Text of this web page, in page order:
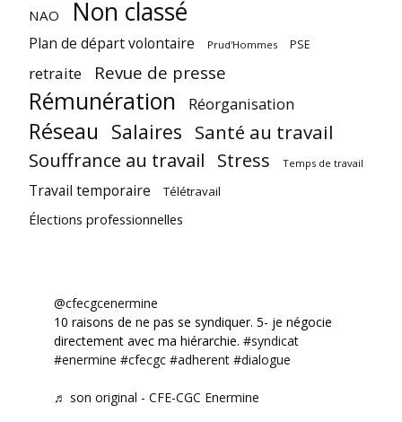
NAO Non classé
Plan de départ volontaire Prud'Hommes PSE
retraite Revue de presse
Rémunération Réorganisation
Réseau Salaires Santé au travail
Souffrance au travail Stress Temps de travail
Travail temporaire Télétravail
Élections professionnelles
@cfecgcenermine
10 raisons de ne pas se syndiquer. 5- je négocie
directement avec ma hiérarchie. #syndicat
#enermine #cfecgc #adherent #dialogue
♬ son original - CFE-CGC Enermine